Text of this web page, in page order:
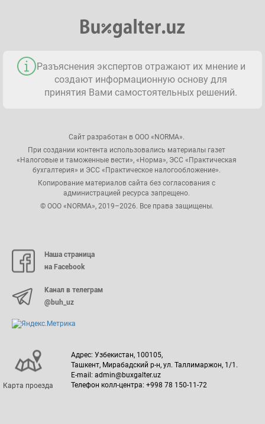
Разъяснения экспертов отражают их мнение и
создают информационную основу для
принятия Вами самостоятельных решений.
Сайт разработан в ООО «NORMA».
При создании контента использовались материалы газет
«Налоговые и таможенные вести», «Норма», ЭСС «Практическая
бухгалтерия» и ЭСС «Практическое налогообложение».
Копирование материалов сайта без согласования с
администрацией ресурса запрещено.
© ООО «NORMA», 2019–2026. Все права защищены.
Наша страница
на Facebook
Канал в телеграм
@buh_uz
Карта проезда
Адрес: Узбекистан, 100105,
Ташкент, Мирабадский р-н, ул. Таллимаржон, 1/1.
E-mail: admin@buxgalter.uz
Телефон колл-центра: +998 78 150-11-72